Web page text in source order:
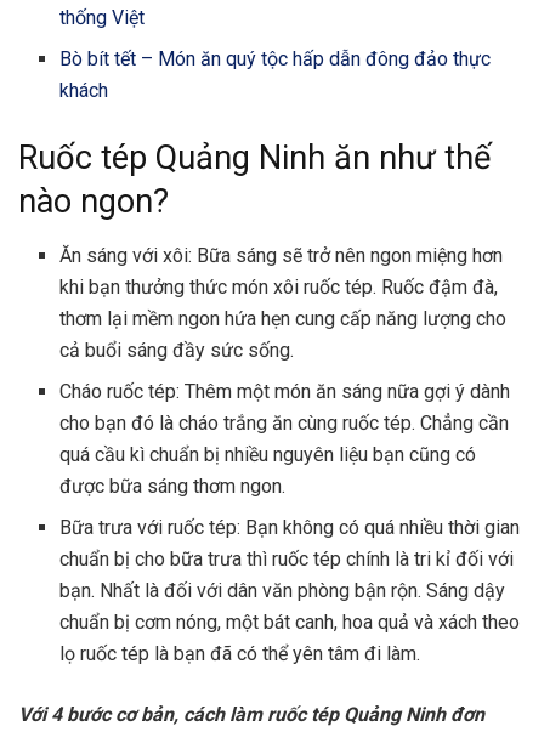
thống Việt
Bò bít tết – Món ăn quý tộc hấp dẫn đông đảo thực
khách
Ruốc tép Quảng Ninh ăn như thế
nào ngon?
Ăn sáng với xôi: Bữa sáng sẽ trở nên ngon miệng hơn
khi bạn thưởng thức món xôi ruốc tép. Ruốc đậm đà,
thơm lại mềm ngon hứa hẹn cung cấp năng lượng cho
cả buổi sáng đầy sức sống.
Cháo ruốc tép: Thêm một món ăn sáng nữa gợi ý dành
cho bạn đó là cháo trắng ăn cùng ruốc tép. Chẳng cần
quá cầu kì chuẩn bị nhiều nguyên liệu bạn cũng có
được bữa sáng thơm ngon.
Bữa trưa với ruốc tép: Bạn không có quá nhiều thời gian
chuẩn bị cho bữa trưa thì ruốc tép chính là tri kỉ đối với
bạn. Nhất là đối với dân văn phòng bận rộn. Sáng dậy
chuẩn bị cơm nóng, một bát canh, hoa quả và xách theo
lọ ruốc tép là bạn đã có thể yên tâm đi làm.
Với 4 bước cơ bản, cách làm ruốc tép Quảng Ninh đơn